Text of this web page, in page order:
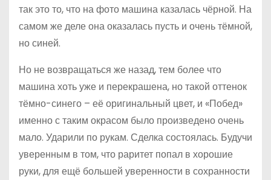
так это то, что на фото машина казалась чёрной. На
самом же деле она оказалась пусть и очень тёмной,
но синей.
Но не возвращаться же назад, тем более что
машина хоть уже и перекрашена, но такой оттенок
тёмно-синего – её оригинальный цвет, и «Побед»
именно с таким окрасом было произведено очень
мало. Ударили по рукам. Сделка состоялась. Будучи
уверенным в том, что раритет попал в хорошие
руки, для ещё большей уверенности в сохранности